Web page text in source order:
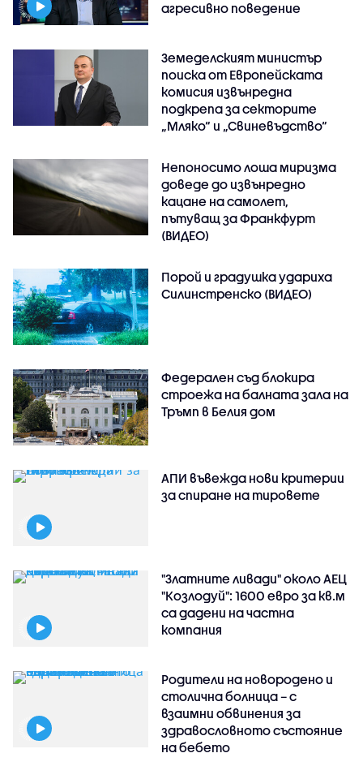
агресивно поведение
Земеделският министър
поиска от Европейската
комисия извънредна
подкрепа за секторите
„Мляко“ и „Свиневъдство“
Непоносимо лоша миризма
доведе до извънредно
кацане на самолет,
пътуващ за Франкфурт
(ВИДЕО)
Порой и градушка удариха
Силинстренско (ВИДЕО)
Федерален съд блокира
строежа на балната зала на
Тръмп в Белия дом
АПИ въвежда нови критерии
за спиране на тировете
"Златните ливади" около АЕЦ
"Козлодуй": 1600 евро за кв.м
са дадени на частна
компания
Родители на новородено и
столична болница – с
взаимни обвинения за
здравословното състояние
на бебето